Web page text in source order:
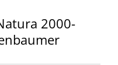
2000-